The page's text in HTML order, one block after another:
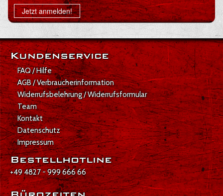
Jetzt anmelden!
Kundenservice
FAQ / Hilfe
AGB / Verbraucherinformation
Widerrufsbelehrung / Widerrufsformular
Team
Kontakt
Datenschutz
Impressum
Bestellhotline
+49 4827 - 999 666 66